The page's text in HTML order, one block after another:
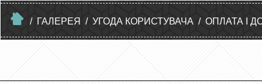
/ ГАЛЕРЕЯ / УГОДА КОРИСТУВАЧА / ОПЛАТА І